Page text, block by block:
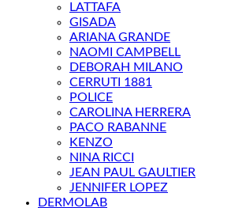
LATTAFA
GISADA
ARIANA GRANDE
NAOMI CAMPBELL
DEBORAH MILANO
CERRUTI 1881
POLICE
CAROLINA HERRERA
PACO RABANNE
KENZO
NINA RICCI
JEAN PAUL GAULTIER
JENNIFER LOPEZ
DERMOLAB